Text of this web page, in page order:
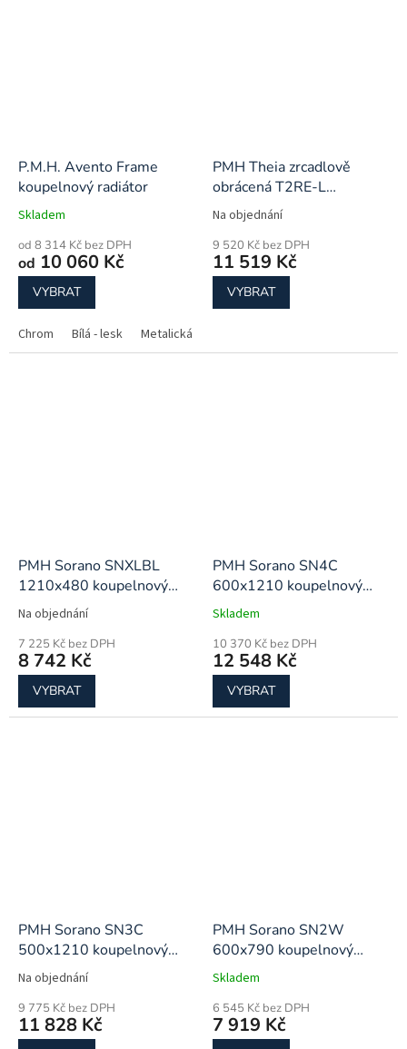
P.M.H. Avento Frame
koupelnový radiátor
Skladem
od 8 314 Kč bez DPH
od 10 060 Kč
VYBRAT
Chrom Bílá - lesk Metalická stříbrná - lesk
PMH Theia zrcadlově
obrácená T2RE-L
500x1540 koupelnový
radiátor
Na objednání
9 520 Kč bez DPH
11 519 Kč
VYBRAT
PMH Sorano SNXLBL
1210x480 koupelnový
radiátor
Na objednání
7 225 Kč bez DPH
8 742 Kč
VYBRAT
PMH Sorano SN4C
600x1210 koupelnový
radiátor
Skladem
10 370 Kč bez DPH
12 548 Kč
VYBRAT
PMH Sorano SN3C
500x1210 koupelnový
radiátor
Na objednání
9 775 Kč bez DPH
11 828 Kč
PMH Sorano SN2W
600x790 koupelnový
radiátor
Skladem
6 545 Kč bez DPH
7 919 Kč